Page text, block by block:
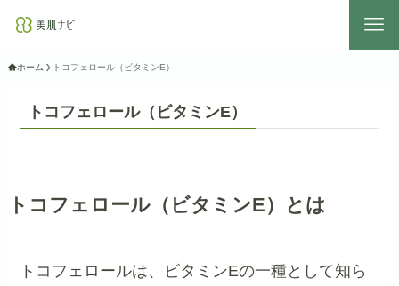
ホーム トコフェロール（ビタミンE）
トコフェロール（ビタミンE）
トコフェロール（ビタミンE）とは
トコフェロールは、ビタミンEの一種として知ら